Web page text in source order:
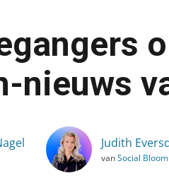
nieuws
Judith
vanSocial